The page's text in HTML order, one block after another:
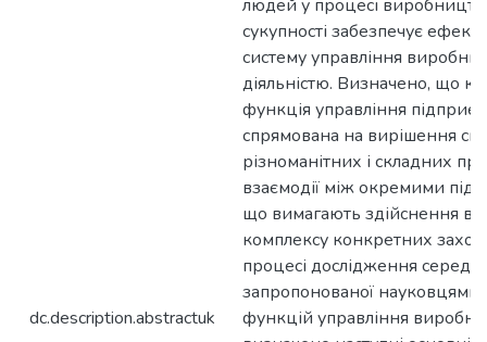
dc.description.abstractuk
людей у процесі
сукупності забезпечує
систему управління
діяльністю. Визначено, що
функція управління
спрямована на вирішення
різноманітних і складних
взаємодії між окремими
що вимагають здійснення
комплексу конкретних
процесі дослідження серед
запропонованої науковцями
функцій управління